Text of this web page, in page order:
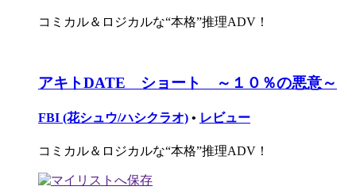
コミカル＆ロジカルな“本格”推理ADV！
アキトDATE ショート ～１０％の悪意～
FBI (花シュウ/ハシクラオ) • レビュー
コミカル＆ロジカルな“本格”推理ADV！